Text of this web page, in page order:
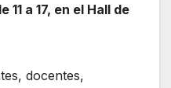
11 a 17, en el Hall de
docentes,